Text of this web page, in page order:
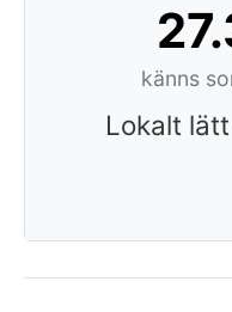
känns
Lokalt